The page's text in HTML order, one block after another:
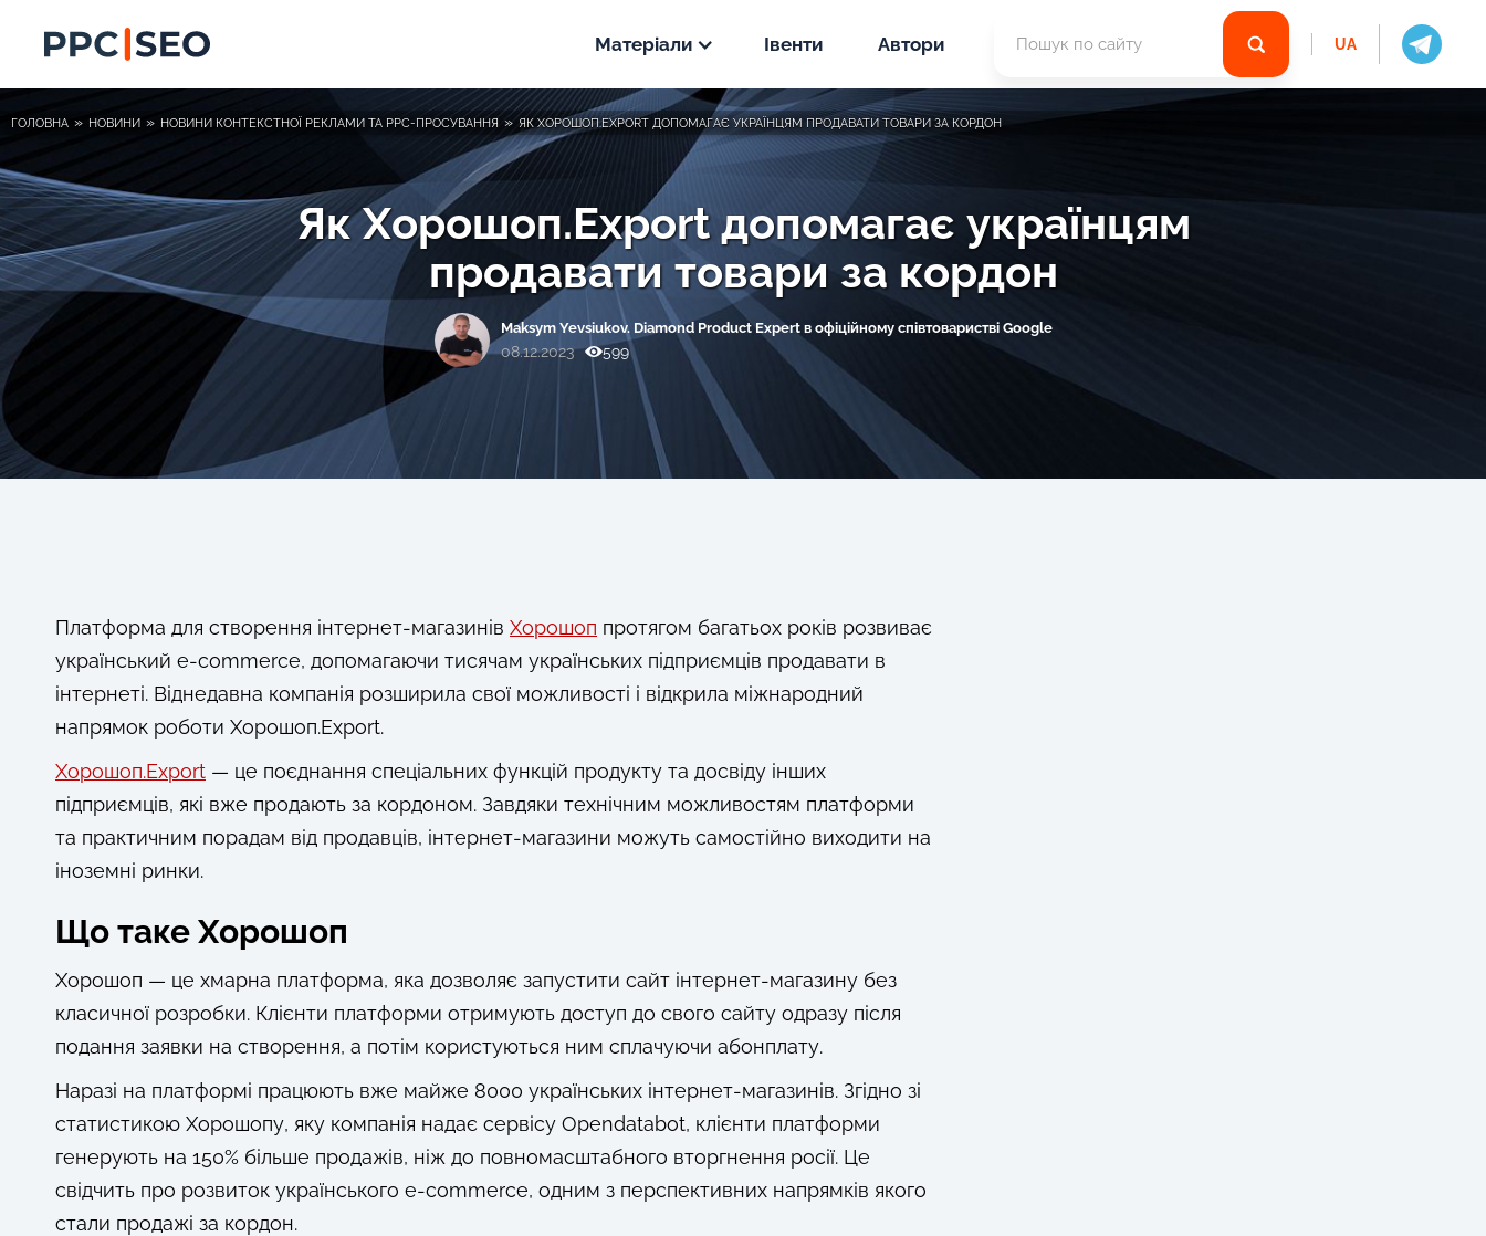
Матеріали
Новини
PPC
SEO
Кейси
SEO
Івенти Автори UA
ГОЛОВНА » НОВИНИ » НОВИНИ КОНТЕКСТНОЇ РЕКЛАМИ ТА PPC-ПРОСУВАННЯ » ЯК ХОРОШОП.EXPORT ДОПОМАГАЄ УКРАЇНЦЯМ ПРОДАВАТИ ТОВАРИ ЗА КОРДОН
Як Хорошоп.Export допомагає українцям
продавати товари за кордон
Maksym Yevsiukov. Diamond Product Expert в офіційному співтоваристві Google
08.12.2023 599
Платформа для створення інтернет-магазинів Хорошоп протягом багатьох років розвиває
український e-commerce, допомагаючи тисячам українських підприємців продавати в
інтернеті. Віднедавна компанія розширила свої можливості і відкрила міжнародний
напрямок роботи Хорошоп.Export.
Хорошоп.Export — це поєднання спеціальних функцій продукту та досвіду інших
підприємців, які вже продають за кордоном. Завдяки технічним можливостям платформи
та практичним порадам від продавців, інтернет-магазини можуть самостійно виходити на
іноземні ринки.
Що таке Хорошоп
Хорошоп — це хмарна платформа, яка дозволяє запустити сайт інтернет-магазину без
класичної розробки. Клієнти платформи отримують доступ до свого сайту одразу після
подання заявки на створення, а потім користуються ним сплачуючи абонплату.
Наразі на платформі працюють вже майже 8000 українських інтернет-магазинів. Згідно зі
статистикою Хорошопу, яку компанія надає сервісу Opendatabot, клієнти платформи
генерують на 150% більше продажів, ніж до повномасштабного вторгнення росії. Це
свідчить про розвиток українського e-commerce, одним з перспективних напрямків якого
стали продажі за кордон.